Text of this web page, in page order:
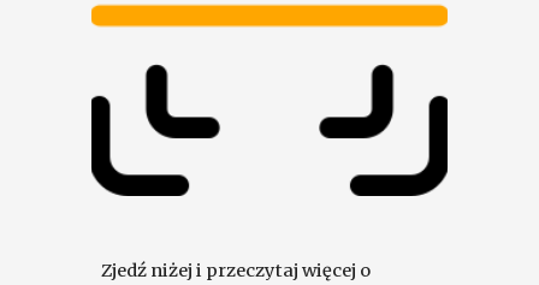
Zjedź niżej i przeczytaj więcej o